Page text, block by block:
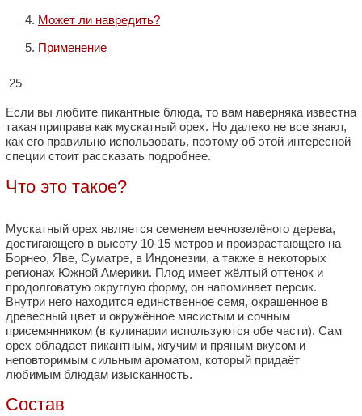
Может ли навредить?
Применение
25
Если вы любите пикантные блюда, то вам наверняка известна
такая приправа как мускатный орех. Но далеко не все знают,
как его правильно использовать, поэтому об этой интересной
специи стоит рассказать подробнее.
Что это такое?
Мускатный орех является семенем вечнозелёного дерева,
достигающего в высоту 10-15 метров и произрастающего на
Борнео, Яве, Суматре, в Индонезии, а также в некоторых
регионах Южной Америки. Плод имеет жёлтый оттенок и
продолговатую округлую форму, он напоминает персик.
Внутри него находится единственное семя, окрашенное в
древесный цвет и окружённое мясистым и сочным
присемянником (в кулинарии используются обе части). Сам
орех обладает пикантным, жгучим и пряным вкусом и
неповторимым сильным ароматом, который придаёт
любимым блюдам изысканность.
Состав